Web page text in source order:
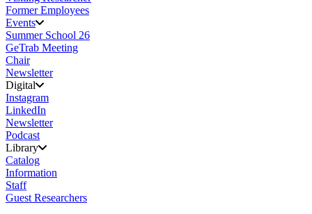
Former Employees
Events
Summer School 26
GeTrab Meeting
Chair
Newsletter
Digital
Instagram
LinkedIn
Newsletter
Podcast
Library
Catalog
Information
Staff
Guest Researchers